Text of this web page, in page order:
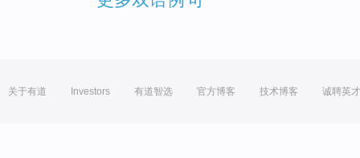
关于有道 Investors 有道智选 官方博客 技术博客 诚聘英才